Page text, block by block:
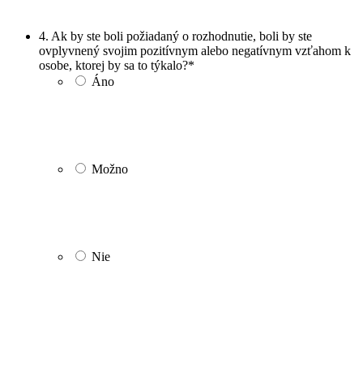
4. Ak by ste boli požiadaný o rozhodnutie, boli by ste
ovplyvnený svojim pozitívnym alebo negatívnym vzťahom k
osobe, ktorej by sa to týkalo?*
Áno
Možno
Nie